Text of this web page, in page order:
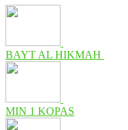
BAYT AL HIKMAH
MIN 1 KOPAS